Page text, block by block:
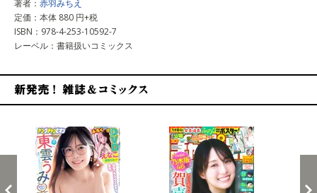
著者： 赤羽みちえ
定価：本体 880 円+税
ISBN：978-4-253-10592-7
レーベル：書籍扱いコミックス